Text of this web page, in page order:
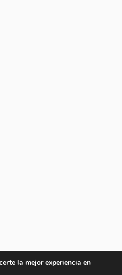
la mejor experiencia en